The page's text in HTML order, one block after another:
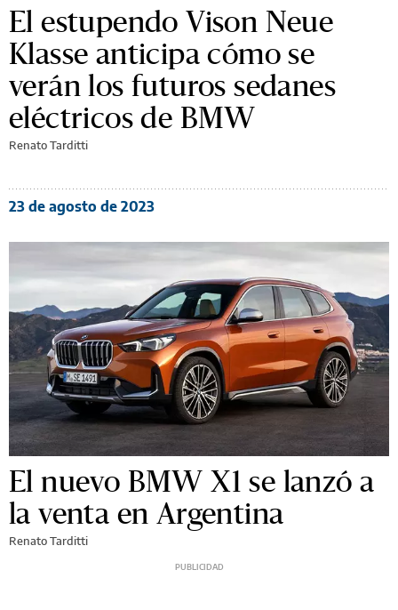
El estupendo Vison Neue
Klasse anticipa cómo se
verán los futuros sedanes
eléctricos de BMW
Renato Tarditti
23 de agosto de 2023
El nuevo BMW X1 se lanzó a
la venta en Argentina
Renato Tarditti